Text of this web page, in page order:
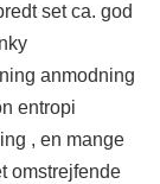
set ca. god
anmodning
entropi
, en mange
omstrejfende